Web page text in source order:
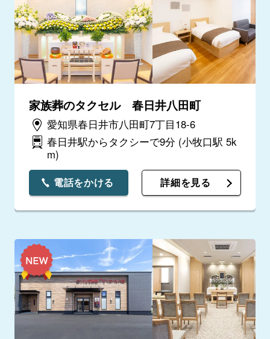
家族葬のタクセル 春日井八田町
愛知県春日井市八田町7丁目18-6
春日井駅からタクシーで9分 (小牧口駅 5k
m)
電話をかける 詳細を見る